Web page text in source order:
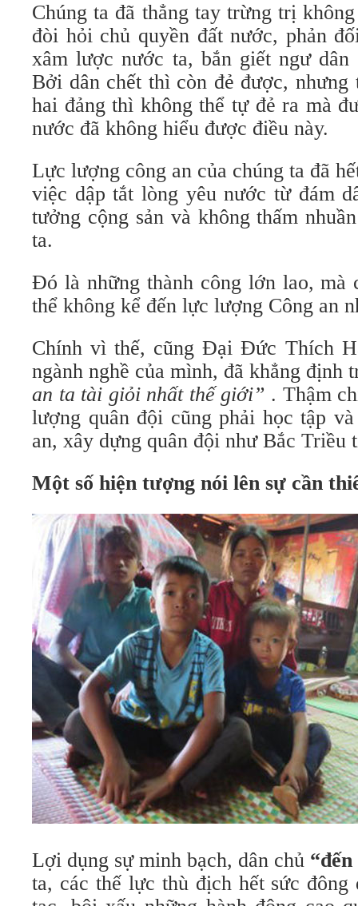
Chúng ta đã thẳng tay trừng trị
đòi hỏi chủ quyền đất nước, phản
xâm lược nước ta, bắn giết ngư
Bởi dân chết thì còn đẻ được, nhưng
hai đảng thì không thể tự đẻ ra mà
nước đã không hiểu được điều này.
Lực lượng công an của chúng ta đã
việc dập tắt lòng yêu nước từ đám
tưởng cộng sản và không thấm
ta.
Đó là những thành công lớn lao, mà
thể không kể đến lực lượng Công an
Chính vì thế, cũng Đại Đức Thích
ngành nghề của mình, đã khẳng định
an ta tài giỏi nhất thế giới” . Thậm
lượng quân đội cũng phải học tập
an, xây dựng quân đội như Bắc Triều
Một số hiện tượng nói lên sự cần
Lợi dụng sự minh bạch, dân chủ
ta, các thế lực thù địch hết sức đông